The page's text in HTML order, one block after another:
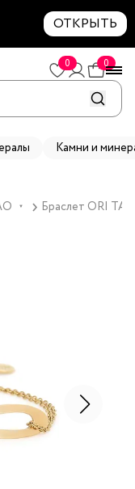
ОТКРЫТЬ
0 0
Камни и
▼ Браслет ORI